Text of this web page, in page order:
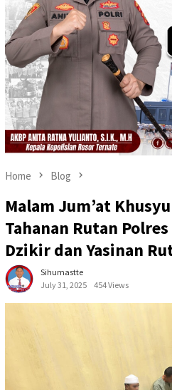
Home Blog
Malam Jum’at
Tahanan Rutan
Dzikir dan Yasinan
Sihumastte
July 31, 2025
454 Views